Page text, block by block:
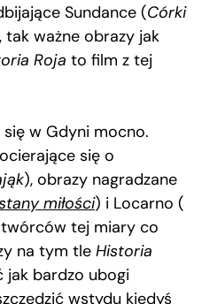
Sundance (Córki
tak ważne obrazy jak
Roja to film z tej
w Gdyni mocno.
się o
), obrazy nagradzane
miłości) i Locarno (
twórców tej miary co
na tym tle Historia
jak bardzo ubogi
wstydu kiedyś